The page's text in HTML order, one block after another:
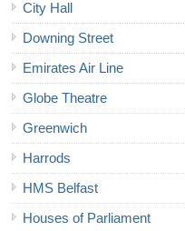
City Hall
Downing Street
Emirates Air Line
Globe Theatre
Greenwich
Harrods
HMS Belfast
Houses of Parliament